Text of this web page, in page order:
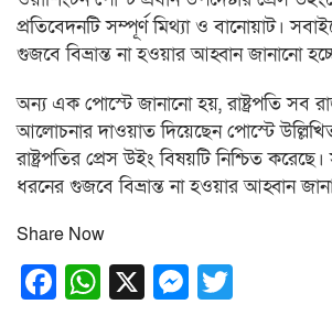
প্রতিবেদনটি সম্পূর্ণ মিথ্যা ও বানোয়াট।
গুজবে বিভ্রান্ত না হওয়ার আহ্বান জানানো
অন্য এক পোস্টে জানানো হয়, রাষ্ট্রপতি সব
আলোচনার দাওয়াত দিয়েছেন পোস্টে
রাষ্ট্রপতির প্রেস উইং বিষয়টি নিশ্চিত
ধরনের গুজবে বিভ্রান্ত না হওয়ার আহ্বান
Share Now
Facebook
WhatsApp
X